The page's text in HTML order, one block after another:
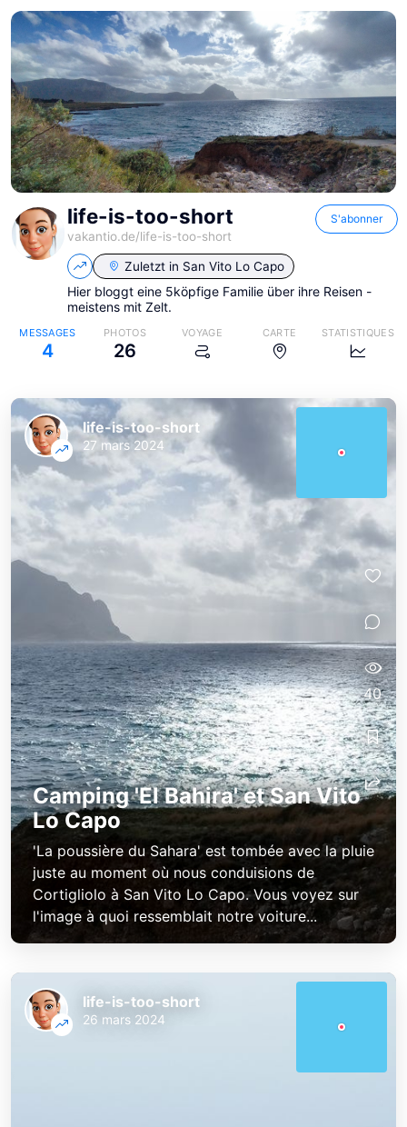
life-is-too-short
vakantio.de/life-is-too-short
S'abonner
Zuletzt in San Vito Lo Capo
Hier bloggt eine 5köpfige Familie über ihre Reisen -
meistens mit Zelt.
MESSAGES
4
PHOTOS
26
VOYAGE CARTE STATISTIQUES
Camping 'El Bahira' et San Vito
Lo Capo
'La poussière du Sahara' est tombée avec la pluie
juste au moment où nous conduisions de
Cortigliolo à San Vito Lo Capo. Vous voyez sur
l'image à quoi ressemblait notre voiture...
life-is-too-short
27 mars 2024
40
life-is-too-short
26 mars 2024